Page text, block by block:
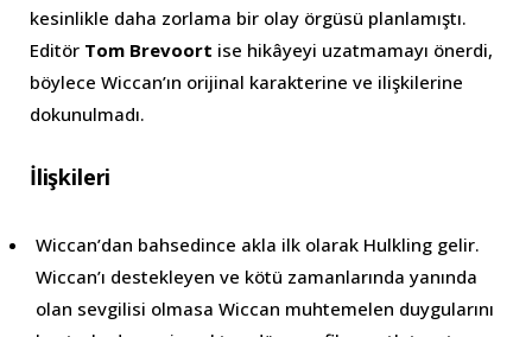
kesinlikle daha zorlama bir olay örgüsü planlamıştı.
Editör Tom Brevoort ise hikâyeyi uzatmamayı önerdi,
böylece Wiccan’ın orijinal karakterine ve ilişkilerine
dokunulmadı.
İlişkileri
Wiccan’dan bahsedince akla ilk olarak Hulkling gelir.
Wiccan’ı destekleyen ve kötü zamanlarında yanında
olan sevgilisi olmasa Wiccan muhtemelen duygularını